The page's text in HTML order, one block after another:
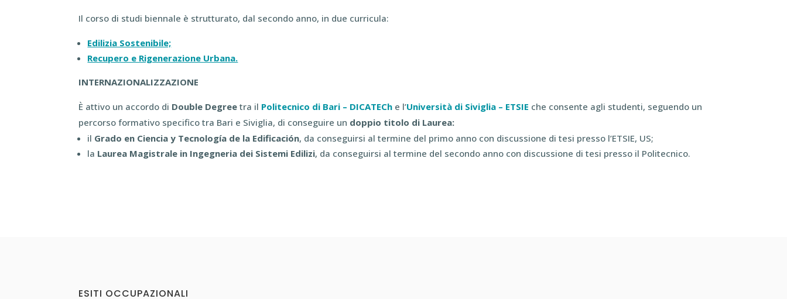
Il corso di studi biennale è strutturato, dal secondo anno, in due curricula:
Edilizia Sostenibile;
Recupero e Rigenerazione Urbana.
INTERNAZIONALIZZAZIONE
È attivo un accordo di Double Degree tra il Politecnico di Bari – DICATECh e l’Università di Siviglia – ETSIE che consente agli studenti, seguendo un
percorso formativo specifico tra Bari e Siviglia, di conseguire un doppio titolo di Laurea:
il Grado en Ciencia y Tecnología de la Edificación, da conseguirsi al termine del primo anno con discussione di tesi presso l’ETSIE, US;
la Laurea Magistrale in Ingegneria dei Sistemi Edilizi, da conseguirsi al termine del secondo anno con discussione di tesi presso il Politecnico.
ESITI OCCUPAZIONALI